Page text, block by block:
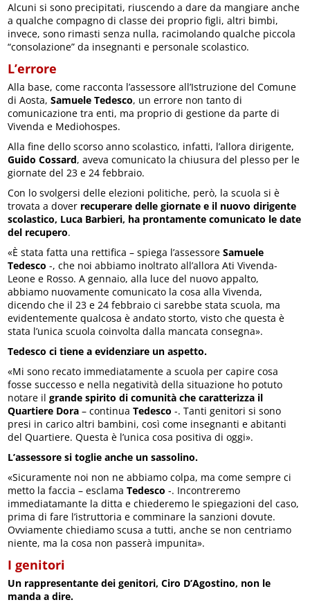
Alcuni si sono precipitati, riuscendo a dare da mangiare anche
a qualche compagno di classe dei proprio figli, altri bimbi,
invece, sono rimasti senza nulla, racimolando qualche piccola
“consolazione” da insegnanti e personale scolastico.
L’errore
Alla base, come racconta l’assessore all’Istruzione del Comune
di Aosta,Samuele Tedesco, un errore non tanto di
comunicazione tra enti, ma proprio di gestione da parte di
Vivenda e Mediohospes.
Alla fine dello scorso anno scolastico, infatti, l’allora dirigente,
Guido Cossard, aveva comunicato la chiusura del plesso per le
giornate del 23 e 24 febbraio.
Con lo svolgersi delle elezioni politiche, però, la scuola si è
trovata a dover recuperare delle giornate e il nuovo dirigente
scolastico, Luca Barbieri, ha prontamente comunicato le date
del recupero.
«È stata fatta una rettifica – spiega l’assessoreSamuele
Tedesco -, che noi abbiamo inoltrato all’allora Ati Vivenda-
Leone e Rosso. A gennaio, alla luce del nuovo appalto,
abbiamo nuovamente comunicato la cosa alla Vivenda,
dicendo che il 23 e 24 febbraio ci sarebbe stata scuola, ma
evidentemente qualcosa è andato storto, visto che questa è
stata l’unica scuola coinvolta dalla mancata consegna».
Tedesco ci tiene a evidenziare un aspetto.
«Mi sono recato immediatamente a scuola per capire cosa
fosse successo e nella negatività della situazione ho potuto
notare ilgrande spirito di comunità che caratterizza il
Quartiere Dora – continuaTedesco -. Tanti genitori si sono
presi in carico altri bambini, così come insegnanti e abitanti
del Quartiere. Questa è l’unica cosa positiva di oggi».
L’assessore si toglie anche un sassolino.
«Sicuramente noi non ne abbiamo colpa, ma come sempre ci
metto la faccia – esclamaTedesco -. Incontreremo
immediatamante la ditta e chiederemo le spiegazioni del caso,
prima di fare l’istruttoria e comminare la sanzioni dovute.
Ovviamente chiediamo scusa a tutti, anche se non centriamo
niente, ma la cosa non passerà impunita».
I genitori
Un rappresentante dei genitori, Ciro D’Agostino, non le
manda a dire.